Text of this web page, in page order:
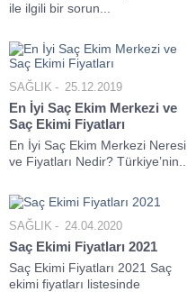
ile ilgili bir sorun...
SAĞLIK 25.12.2019
En İyi Saç Ekim Merkezi ve
Saç Ekimi Fiyatları
En İyi Saç Ekim Merkezi Neresi
ve Fiyatları Nedir? Türkiye’nin...
SAĞLIK 24.04.2020
Saç Ekimi Fiyatları 2021
Saç Ekimi Fiyatları 2021 Saç
ekimi fiyatları listesinde